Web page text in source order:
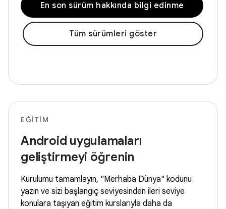
En son sürüm hakkında bilgi edinme
Tüm sürümleri göster
EĞITIM
Android uygulamaları
geliştirmeyi öğrenin
Kurulumu tamamlayın, "Merhaba Dünya" kodunu
yazın ve sizi başlangıç seviyesinden ileri seviye
konulara taşıyan eğitim kurslarıyla daha da